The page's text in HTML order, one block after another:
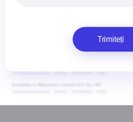
Trimiteți